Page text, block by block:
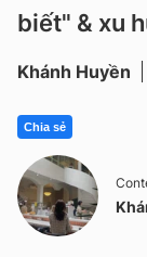
biết" & xu
Khánh Huyền
Chia sẻ